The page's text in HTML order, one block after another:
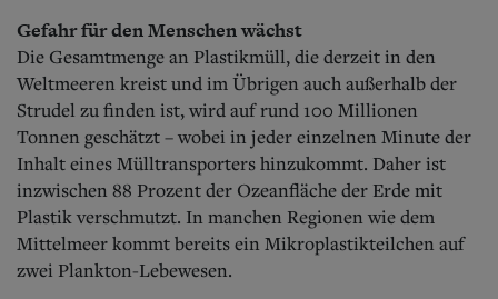
Gefahr für den Menschen wächst
Die Gesamtmenge an Plastikmüll, die derzeit in den
Weltmeeren kreist und im Übrigen auch außerhalb der
Strudel zu finden ist, wird auf rund 100 Millionen
Tonnen geschätzt – wobei in jeder einzelnen Minute der
Inhalt eines Mülltransporters hinzukommt. Daher ist
inzwischen 88 Prozent der Ozeanfläche der Erde mit
Plastik verschmutzt. In manchen Regionen wie dem
Mittelmeer kommt bereits ein Mikroplastikteilchen auf
zwei Plankton-Lebewesen.